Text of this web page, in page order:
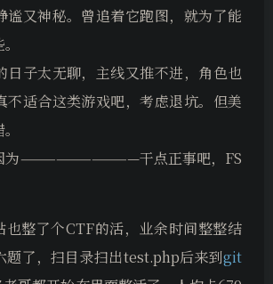
谧又神秘。曾追着它跑图，就为了能
日子太无聊，主线又推不进，角色也
不适合这类游戏吧，考虑退坑。但美
为——————————干点正事吧，FS
也整了个CTF的活，业余时间整整结
题了，扫目录扫出test.php后来到git